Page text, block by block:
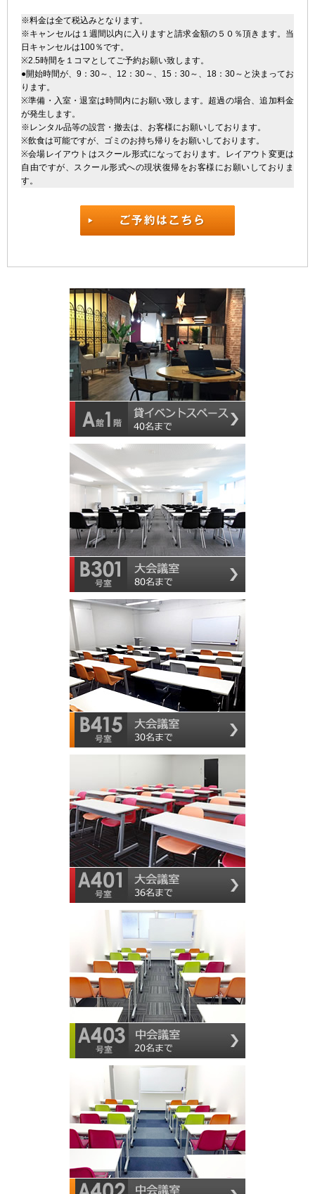
※料金は全て税込みとなります。
※キャンセルは１週間以内に入りますと請求金額の５０％頂きます。当
日キャンセルは100％です。
※2.5時間を１コマとしてご予約お願い致します。
●開始時間が、9：30～、12：30～、15：30～、18：30～と決まってお
ります。
※準備・入室・退室は時間内にお願い致します。超過の場合、追加料金
が発生します。
※レンタル品等の設営・撤去は、お客様にお願いしております。
※飲食は可能ですが、ゴミのお持ち帰りをお願いしております。
※会場レイアウトはスクール形式になっております。レイアウト変更は
自由ですが、スクール形式への現状復帰をお客様にお願いしておりま
す。